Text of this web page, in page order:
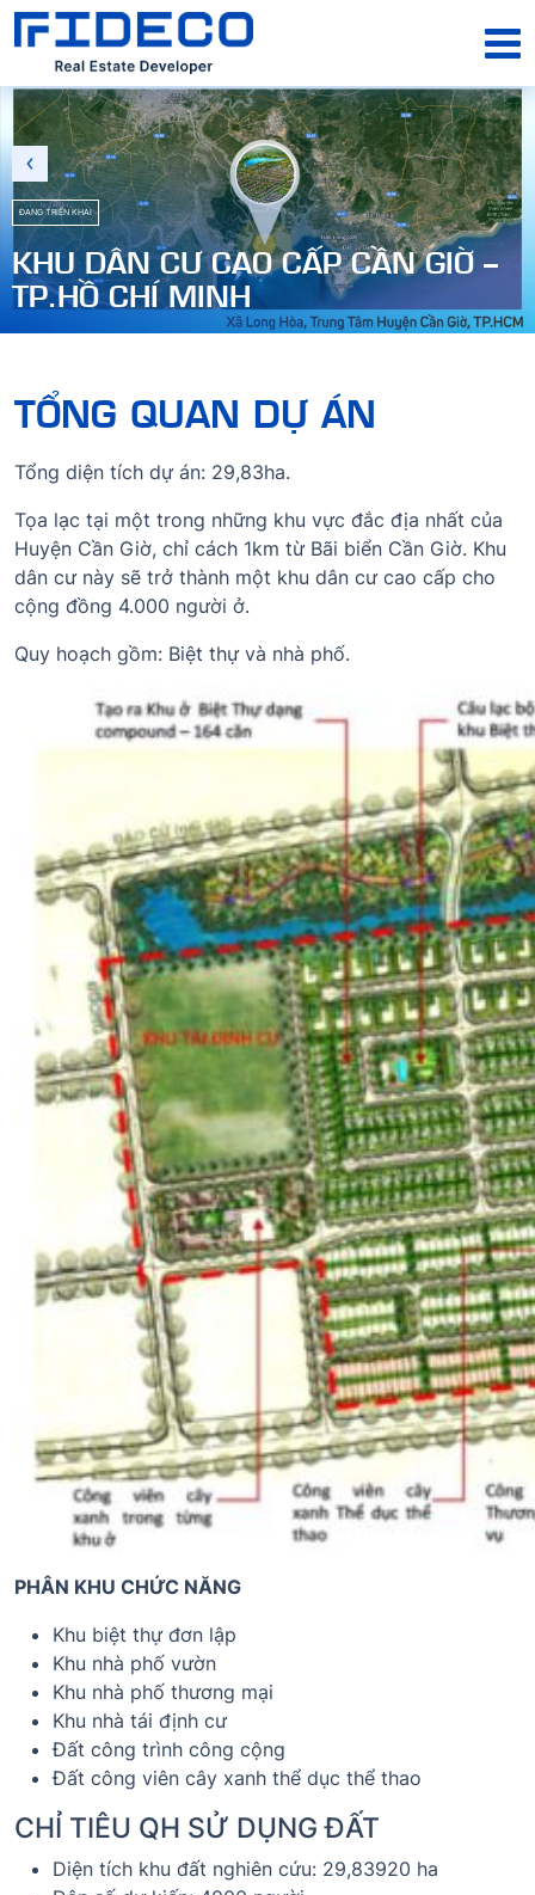
ĐANG TRIỂN KHAI
KHU DÂN CƯ CAO CẤP CẦN GIỜ –
TP.HỒ CHÍ MINH
TỔNG QUAN DỰ ÁN
Tổng diện tích dự án: 29,83ha.
Tọa lạc tại một trong những khu vực đắc địa nhất của
Huyện Cần Giờ, chỉ cách 1km từ Bãi biển Cần Giờ. Khu
dân cư này sẽ trở thành một khu dân cư cao cấp cho
cộng đồng 4.000 người ở.
Quy hoạch gồm: Biệt thự và nhà phố.
PHÂN KHU CHỨC NĂNG
Khu biệt thự đơn lập
Khu nhà phố vườn
Khu nhà phố thương mại
Khu nhà tái định cư
Đất công trình công cộng
Đất công viên cây xanh thể dục thể thao
CHỈ TIÊU QH SỬ DỤNG ĐẤT
Diện tích khu đất nghiên cứu: 29,83920 ha